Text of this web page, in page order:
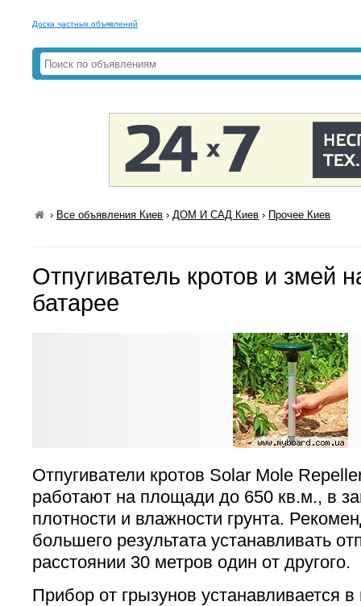
Доска частных объявлений
› Все объявления Киев ›ДОМ И САД Киев › Прочее Киев
Отпугиватель кротов и змей
батарее
Отпугиватели кротов Solar Mole
работают на площади до 650 кв.м., в
плотности и влажности грунта.
большего результата устанавливать
расстоянии 30 метров один от другого.
Прибор от грызунов устанавливается